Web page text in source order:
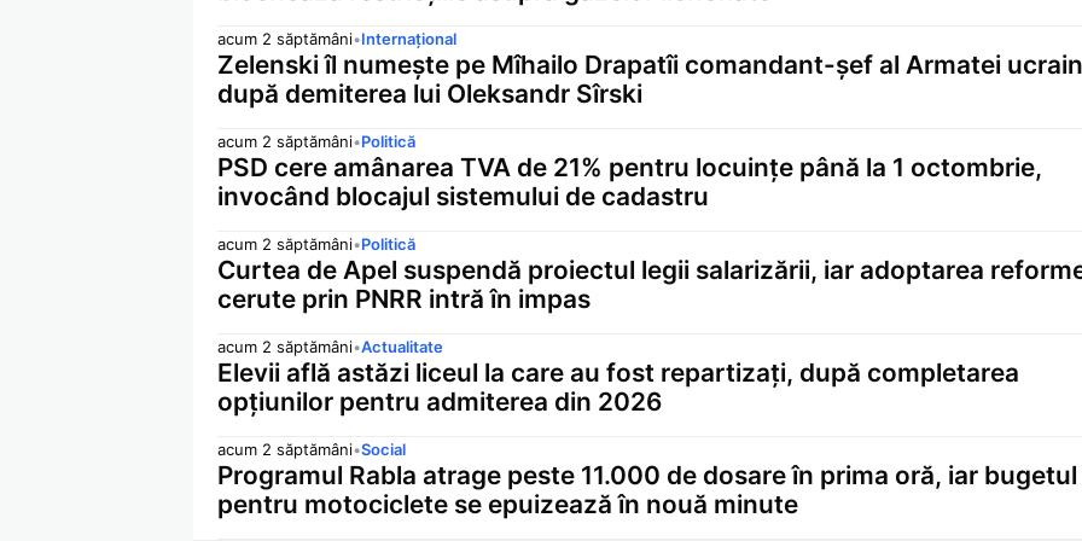
acum 2 săptămâni•Internațional
Zelenski îl numește pe Mîhailo Drapatîi comandant-șef al Armatei
după demiterea lui Oleksandr Sîrski
acum 2 săptămâni•Politică
PSD cere amânarea TVA de 21% pentru locuințe până la 1 octombrie,
invocând blocajul sistemului de cadastru
acum 2 săptămâni•Politică
Curtea de Apel suspendă proiectul legii salarizării, iar adoptarea
cerute prin PNRR intră în impas
acum 2 săptămâni•Actualitate
Elevii află astăzi liceul la care au fost repartizați, după completarea
opțiunilor pentru admiterea din 2026
acum 2 săptămâni•Social
Programul Rabla atrage peste 11.000 de dosare în prima oră, iar bugetul
pentru motociclete se epuizează în nouă minute